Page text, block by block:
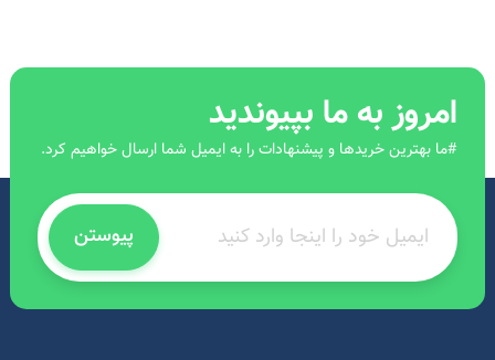
امروز به ما بپیوندید
#ما بهترین خریدها و پیشنهادات را به ایمیل شما ارسال خواهیم کرد.
پیوستن